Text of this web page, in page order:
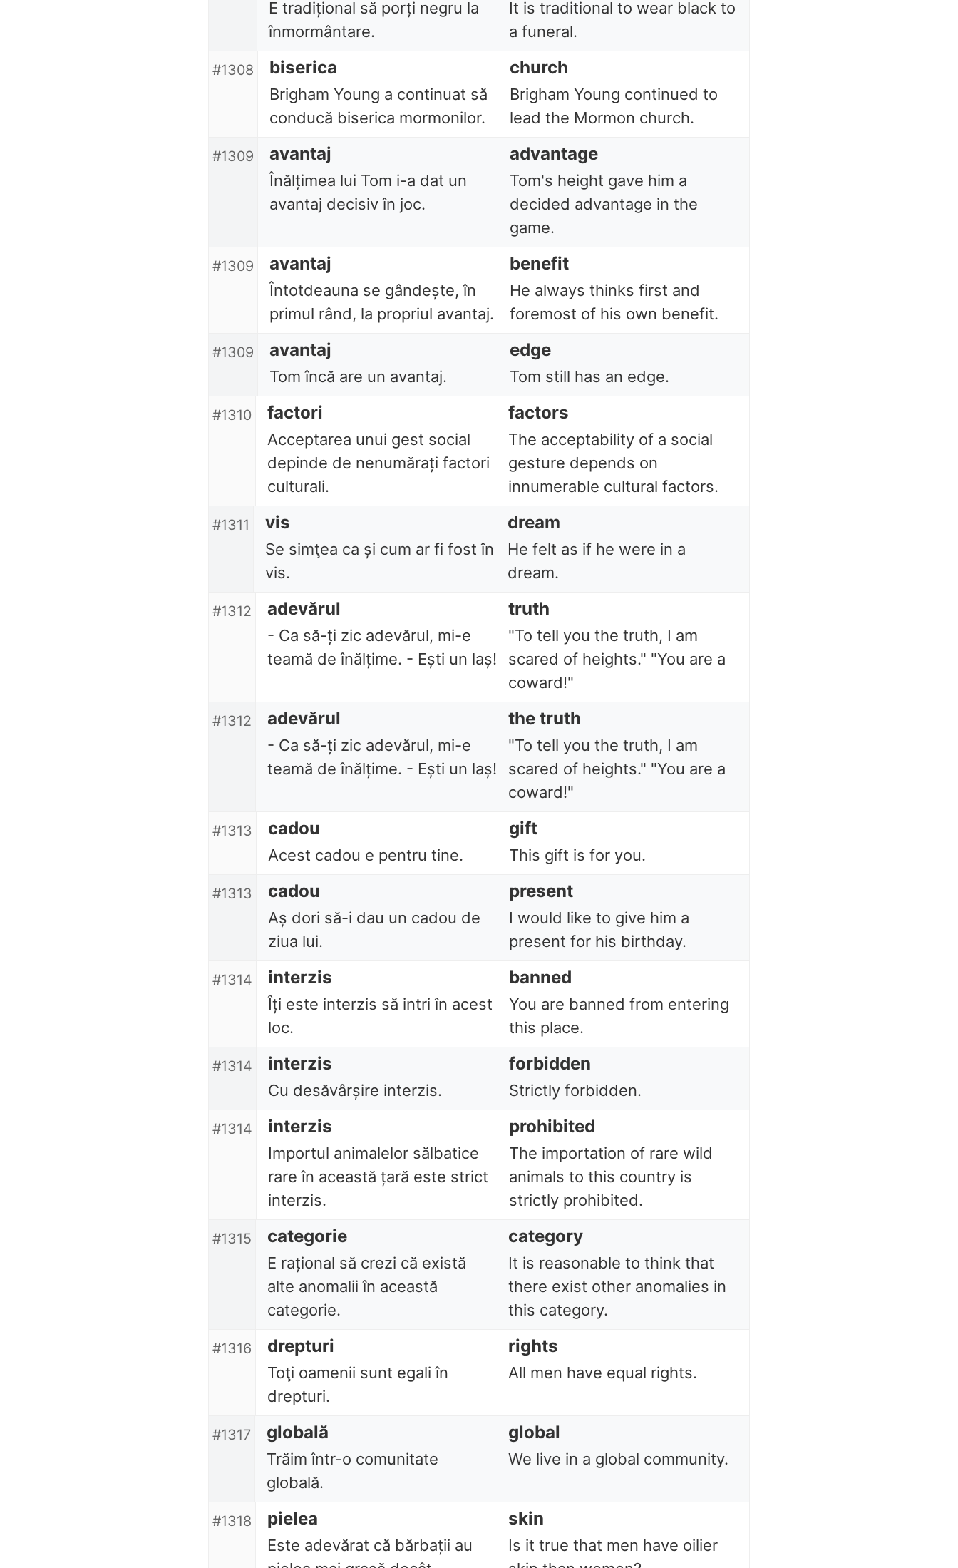
E tradițional să porți negru la
înmormântare.
It is traditional to wear black to
a funeral.
#1308 biserica church
Brigham Young a continuat să
conducă biserica mormonilor.
Brigham Young continued to
lead the Mormon church.
#1309 avantaj advantage
Înălțimea lui Tom i-a dat un
avantaj decisiv în joc.
Tom's height gave him a
decided advantage in the
game.
#1309 avantaj benefit
Întotdeauna se gândește, în
primul rând, la propriul avantaj.
He always thinks first and
foremost of his own benefit.
#1309 avantaj edge
Tom încă are un avantaj. Tom still has an edge.
#1310 factori factors
Acceptarea unui gest social
depinde de nenumărați factori
culturali.
The acceptability of a social
gesture depends on
innumerable cultural factors.
#1311 vis dream
Se simţea ca și cum ar fi fost în
vis.
He felt as if he were in a
dream.
#1312 adevărul truth
- Ca să-ți zic adevărul, mi-e
teamă de înălțime. - Ești un laș!
"To tell you the truth, I am
scared of heights." "You are a
coward!"
#1312 adevărul the truth
- Ca să-ți zic adevărul, mi-e
teamă de înălțime. - Ești un laș!
"To tell you the truth, I am
scared of heights." "You are a
coward!"
#1313 cadou gift
Acest cadou e pentru tine. This gift is for you.
#1313 cadou present
Aș dori să-i dau un cadou de
ziua lui.
I would like to give him a
present for his birthday.
#1314 interzis banned
Îți este interzis să intri în acest
loc.
You are banned from entering
this place.
#1314 interzis forbidden
Cu desăvârșire interzis. Strictly forbidden.
#1314 interzis prohibited
Importul animalelor sălbatice
rare în această țară este strict
interzis.
The importation of rare wild
animals to this country is
strictly prohibited.
#1315 categorie category
E rațional să crezi că există
alte anomalii în această
categorie.
It is reasonable to think that
there exist other anomalies in
this category.
#1316 drepturi rights
Toţi oamenii sunt egali în
drepturi.
All men have equal rights.
#1317 globală global
Trăim într-o comunitate
globală.
We live in a global community.
#1318 pielea skin
Este adevărat că bărbații au
Is it true that men have oilier